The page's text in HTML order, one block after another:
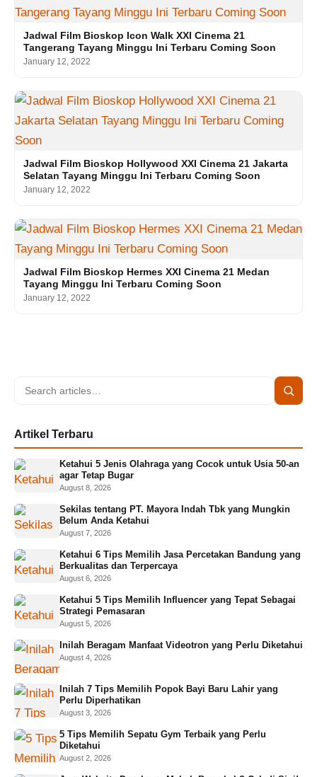
Jadwal Film Bioskop Icon Walk XXI Cinema 21
Tangerang Tayang Minggu Ini Terbaru Coming Soon
January 12, 2022
Jadwal Film Bioskop Hollywood XXI Cinema 21 Jakarta
Selatan Tayang Minggu Ini Terbaru Coming Soon
January 12, 2022
Jadwal Film Bioskop Hermes XXI Cinema 21 Medan
Tayang Minggu Ini Terbaru Coming Soon
January 12, 2022
Search
Search
Artikel Terbaru
Ketahui 5 Jenis Olahraga yang Cocok untuk Usia 50-an
agar Tetap Bugar
August 8, 2026
Sekilas tentang PT. Mayora Indah Tbk yang Mungkin
Belum Anda Ketahui
August 7, 2026
Ketahui 6 Tips Memilih Jasa Percetakan Bandung yang
Berkualitas dan Terpercaya
August 6, 2026
Ketahui 5 Tips Memilih Influencer yang Tepat Sebagai
Strategi Pemasaran
August 5, 2026
Inilah Beragam Manfaat Videotron yang Perlu Diketahui
August 4, 2026
Inilah 7 Tips Memilih Popok Bayi Baru Lahir yang
Perlu Diperhatikan
August 3, 2026
5 Tips Memilih Sepatu Gym Terbaik yang Perlu
Diketahui
August 2, 2026